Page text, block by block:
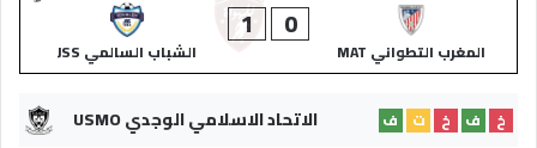
المغرب التطواني MAT
0
1
الشباب السالمي JSS
الاتحاد الاسلامي الوجدي USMO خ ف خ ت
ف